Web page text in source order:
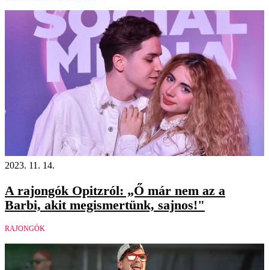
2023. 11. 14.
A rajongók Opitzról: „Ő már nem az a
Barbi, akit megismertünk, sajnos!"
RAJONGÓK